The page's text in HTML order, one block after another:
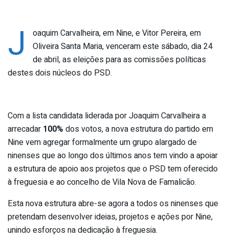
J
oaquim Carvalheira, em Nine, e Vitor Pereira, em
Oliveira Santa Maria, venceram este sábado, dia 24
de abril, as eleições para as comissões políticas
destes dois núcleos do PSD.
Com a lista candidata liderada por Joaquim Carvalheira a
arrecadar 100% dos votos, a nova estrutura do partido em
Nine vem agregar formalmente um grupo alargado de
ninenses que ao longo dos últimos anos tem vindo a apoiar
a estrutura de apoio aos projetos que o PSD tem oferecido
à freguesia e ao concelho de Vila Nova de Famalicão.
Esta nova estrutura abre-se agora a todos os ninenses que
pretendam desenvolver ideias, projetos e ações por Nine,
unindo esforços na dedicação à freguesia.